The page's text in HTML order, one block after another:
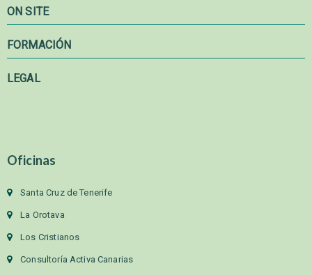
ON SITE
FORMACIÓN
LEGAL
Oficinas
Santa Cruz de Tenerife
La Orotava
Los Cristianos
Consultoría Activa Canarias